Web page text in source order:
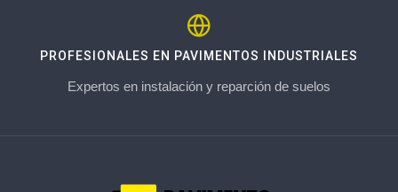
PROFESIONALES EN PAVIMENTOS INDUSTRIALES
Expertos en instalación y reparción de suelos